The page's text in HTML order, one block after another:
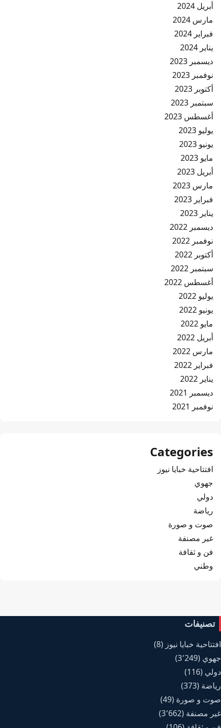
أبريل 2024
مارس 2024
فبراير 2024
يناير 2024
ديسمبر 2023
نوفمبر 2023
أكتوبر 2023
سبتمبر 2023
أغسطس 2023
يوليو 2023
يونيو 2023
مايو 2023
أبريل 2023
مارس 2023
فبراير 2023
يناير 2023
ديسمبر 2022
نوفمبر 2022
أكتوبر 2022
سبتمبر 2022
أغسطس 2022
يوليو 2022
يونيو 2022
مايو 2022
أبريل 2022
مارس 2022
فبراير 2022
يناير 2022
ديسمبر 2021
نوفمبر 2021
Categories
افتتاحية خبايا نيوز
جهوي
دولي
رياضة
صوت و صورة
غير مصنفة
فن و ثقافة
وطني
تصنيفات
افتتاحية خبايا نيوز (8)
جهوي (3٬249)
دولي (116)
رياضة (373)
صوت و صورة (49)
غير مصنفة (3٬662)